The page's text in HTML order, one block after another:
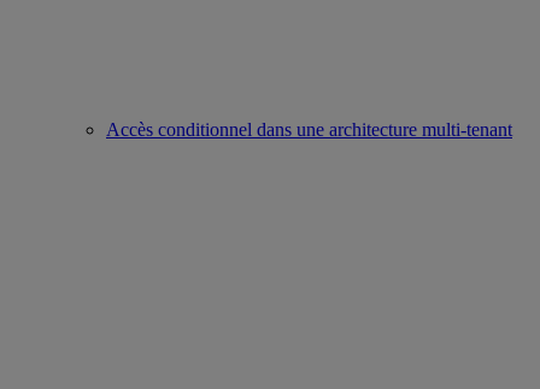
Accès conditionnel dans une architecture multi-tenant